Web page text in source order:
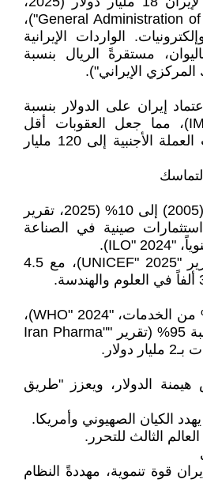
تقرير "General Administration of Customs China")،
الواردات الإيرانية
مستقرةً الريال بنسبة
إيران على الدولار بنسبة
40% (تقرير "IMF" 2025)، مما جعل العقوبات أقل
فعالية، وزادت احتياطيات العملة الأجنبية إلى 120 مليار
الفقر: انخفض من 25% (2005) إلى 10% (2025، تقرير
صينية في الصناعة
التعليم: تغطية 96% (تقرير "UNICEF" 2025)، مع 4.5
نظام صحي مجاني (80% من الخدمات، "WHO" 2024)،
مع إنتاج أدوية محلية بنسبة 95% (تقرير "Iran Pharma"
الدولار، ويعزز "طريق
الكيان الصهيوني وأمريكا.
الثالث للتحرر.
قوة تنموية، مهددةً النظام